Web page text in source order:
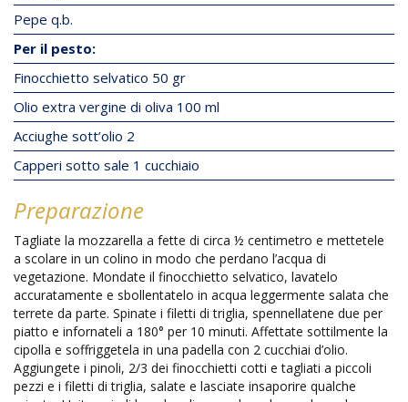
Pepe q.b.
Per il pesto:
Finocchietto selvatico 50 gr
Olio extra vergine di oliva 100 ml
Acciughe sott’olio 2
Capperi sotto sale 1 cucchiaio
Preparazione
Tagliate la mozzarella a fette di circa ½ centimetro e mettetele
a scolare in un colino in modo che perdano l’acqua di
vegetazione. Mondate il finocchietto selvatico, lavatelo
accuratamente e sbollentatelo in acqua leggermente salata che
terrete da parte. Spinate i filetti di triglia, spennellatene due per
piatto e infornateli a 180° per 10 minuti. Affettate sottilmente la
cipolla e soffriggetela in una padella con 2 cucchiai d’olio.
Aggiungete i pinoli, 2/3 dei finocchietti cotti e tagliati a piccoli
pezzi e i filetti di triglia, salate e lasciate insaporire qualche